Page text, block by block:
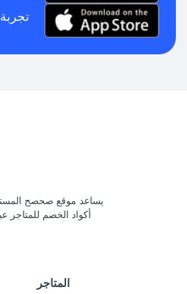
يساعد موقع صحصح
أكواد الخصم للمتاجر
المتاجر